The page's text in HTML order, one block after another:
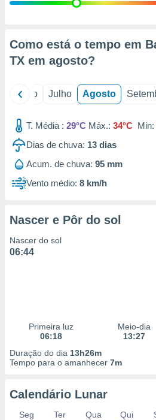
estudos
1199
Como está o tempo em
TX em agosto?
Junho Julho Agosto
T. Média : 29°C Máx.: 34°C Min:
Dias de chuva: 13 dias
Acum. de chuva: 95 mm
Vento médio: 8 km/h
Nascer e Pôr do sol
Nascer do sol
06:44
Primeira luz
06:18
Meio-dia
13:27
Duração do dia 13h26m
Tempo para o amanhecer 7m
Calendário Lunar
Seg Ter Qua Qui